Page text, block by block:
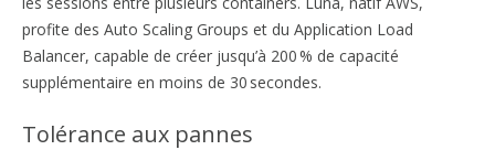
profite des Auto Scaling Groups et du Application Load
Balancer, capable de créer jusqu’à 200 % de capacité
supplémentaire en moins de 30 secondes.
Tolérance aux pannes